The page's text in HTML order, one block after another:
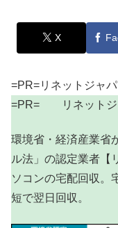
X
=PR=リネットジャ
=PR= リネットジ
環境省・経済産業省
ル法」の認定業者【
ソコンの宅配回収。
短で翌日回収。